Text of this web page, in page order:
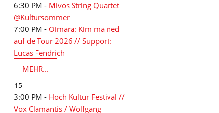
6:30 PM - Mivos String Quartet
@Kultursommer
7:00 PM - Oimara: Kim ma ned
auf de Tour 2026 // Support:
Lucas Fendrich
MEHR...
15
3:00 PM - Hoch Kultur Festival //
Vox Clamantis / Wolfgang